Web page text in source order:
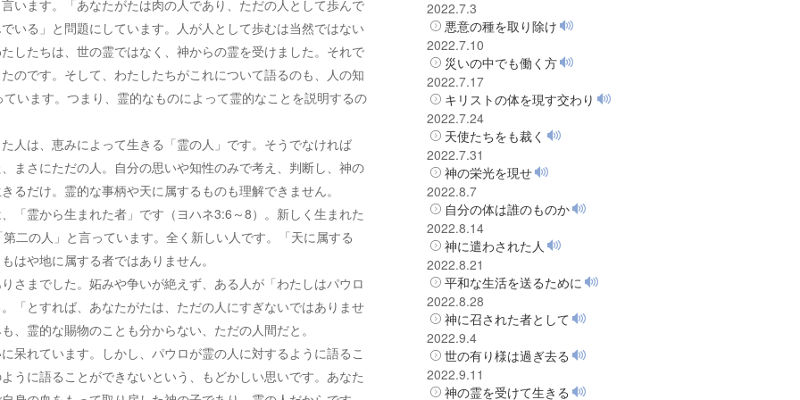
ます。「あなたがたは肉の人であり、ただの人として歩んで
いる」と問題にしています。人が人として歩むは当然ではない
したちは、世の霊ではなく、神からの霊を受けました。それで
のです。そして、わたしたちがこれについて語るのも、人の知
います。つまり、霊的なものによって霊的なことを説明するの
は、恵みによって生きる「霊の人」です。そうでなければ
まさにただの人。自分の思いや知性のみで考え、判断し、神の
だけ。霊的な事柄や天に属するものも理解できません。
霊から生まれた者」です（ヨハネ3:6～8）。新しく生まれた
二の人」と言っています。全く新しい人です。「天に属する
はや地に属する者ではありません。
までした。妬みや争いが絶えず、ある人が「わたしはパウロ
「とすれば、あなたがたは、ただの人にすぎないではありませ
霊的な賜物のことも分からない、ただの人間だと。
れています。しかし、パウロが霊の人に対するように語るこ
うに語ることができないという、もどかしい思いです。あなた
2022.7.3
悪意の種を取り除け
2022.7.10
災いの中でも働く方
2022.7.17
キリストの体を現す交わり
2022.7.24
天使たちをも裁く
2022.7.31
神の栄光を現せ
2022.8.7
自分の体は誰のものか
2022.8.14
神に遣わされた人
2022.8.21
平和な生活を送るために
2022.8.28
神に召された者として
2022.9.4
世の有り様は過ぎ去る
2022.9.11
神の霊を受けて生きる